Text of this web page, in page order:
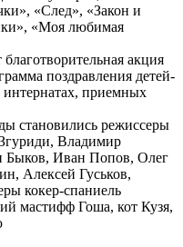
«След», «Закон и
«Моя любимая
акция
поздравления детей-
интернатах, приемных
становились режиссеры
Владимир
Быков, Иван Попов, Олег
Алексей Гуськов,
кокер-спаниель
мастифф Гоша, кот Кузя,